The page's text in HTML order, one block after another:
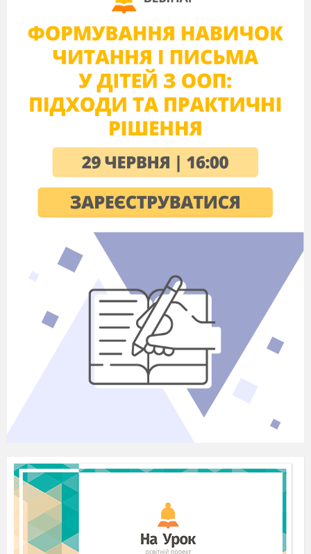
дитину тижня. Розповідь Вероніки.
Що нового дізналися?
Про що розповісте батькам?
Як на вашу думку розповіла про
квітку Вероніка? Чому?
Аплодисменти! Молодець!
Сьогодні вам мама Вероніки,
Антоніні Георгіївна, розповість, як у
родині вони відносяться до квітів.
Розповідь Антоніни Георгіївни.
Діти, а про яку рослину ви хотіли
дізнатися на наступній ранковій
зустрічі?
У мене в руках чарівний кошик
квітів. Виберіть квітку, яка вам
подобається. Роздивіться уважно, ці
квіти нам знайомі.
Квіти, які квітнуть весною –
весняні квіти. Назвемо їх.(Діти
піднімають руки вверх, і махають
(Діти плескають в долоні)
Осінні квіти.(Діти руками
тягнуться до сонечка)
Квіти, що квітнуть влітку – літні